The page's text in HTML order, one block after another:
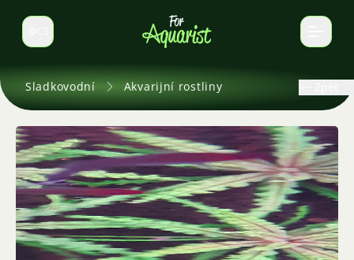
Select language
Sladkovodní Akvarijní rostliny